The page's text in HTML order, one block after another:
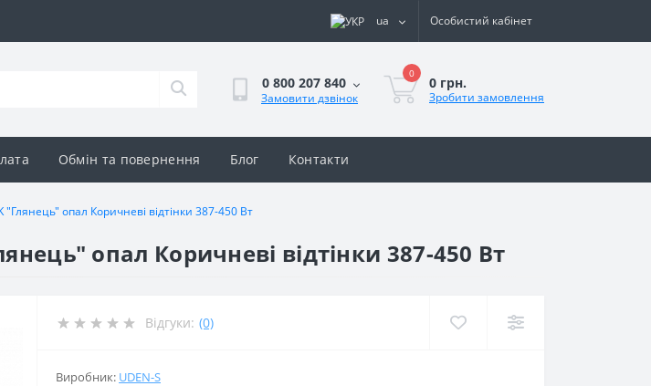
ua Особистий кабінет
0 800 207 840
Замовити дзвінок
0
0 грн.
Зробити замовлення
Обмін та повернення Блог Контакти
"Глянець" опал Коричневі відтінки 387-450 Вт
опал Коричневі відтінки 387-450 Вт
Відгуки: (0)
Виробник: UDEN-S